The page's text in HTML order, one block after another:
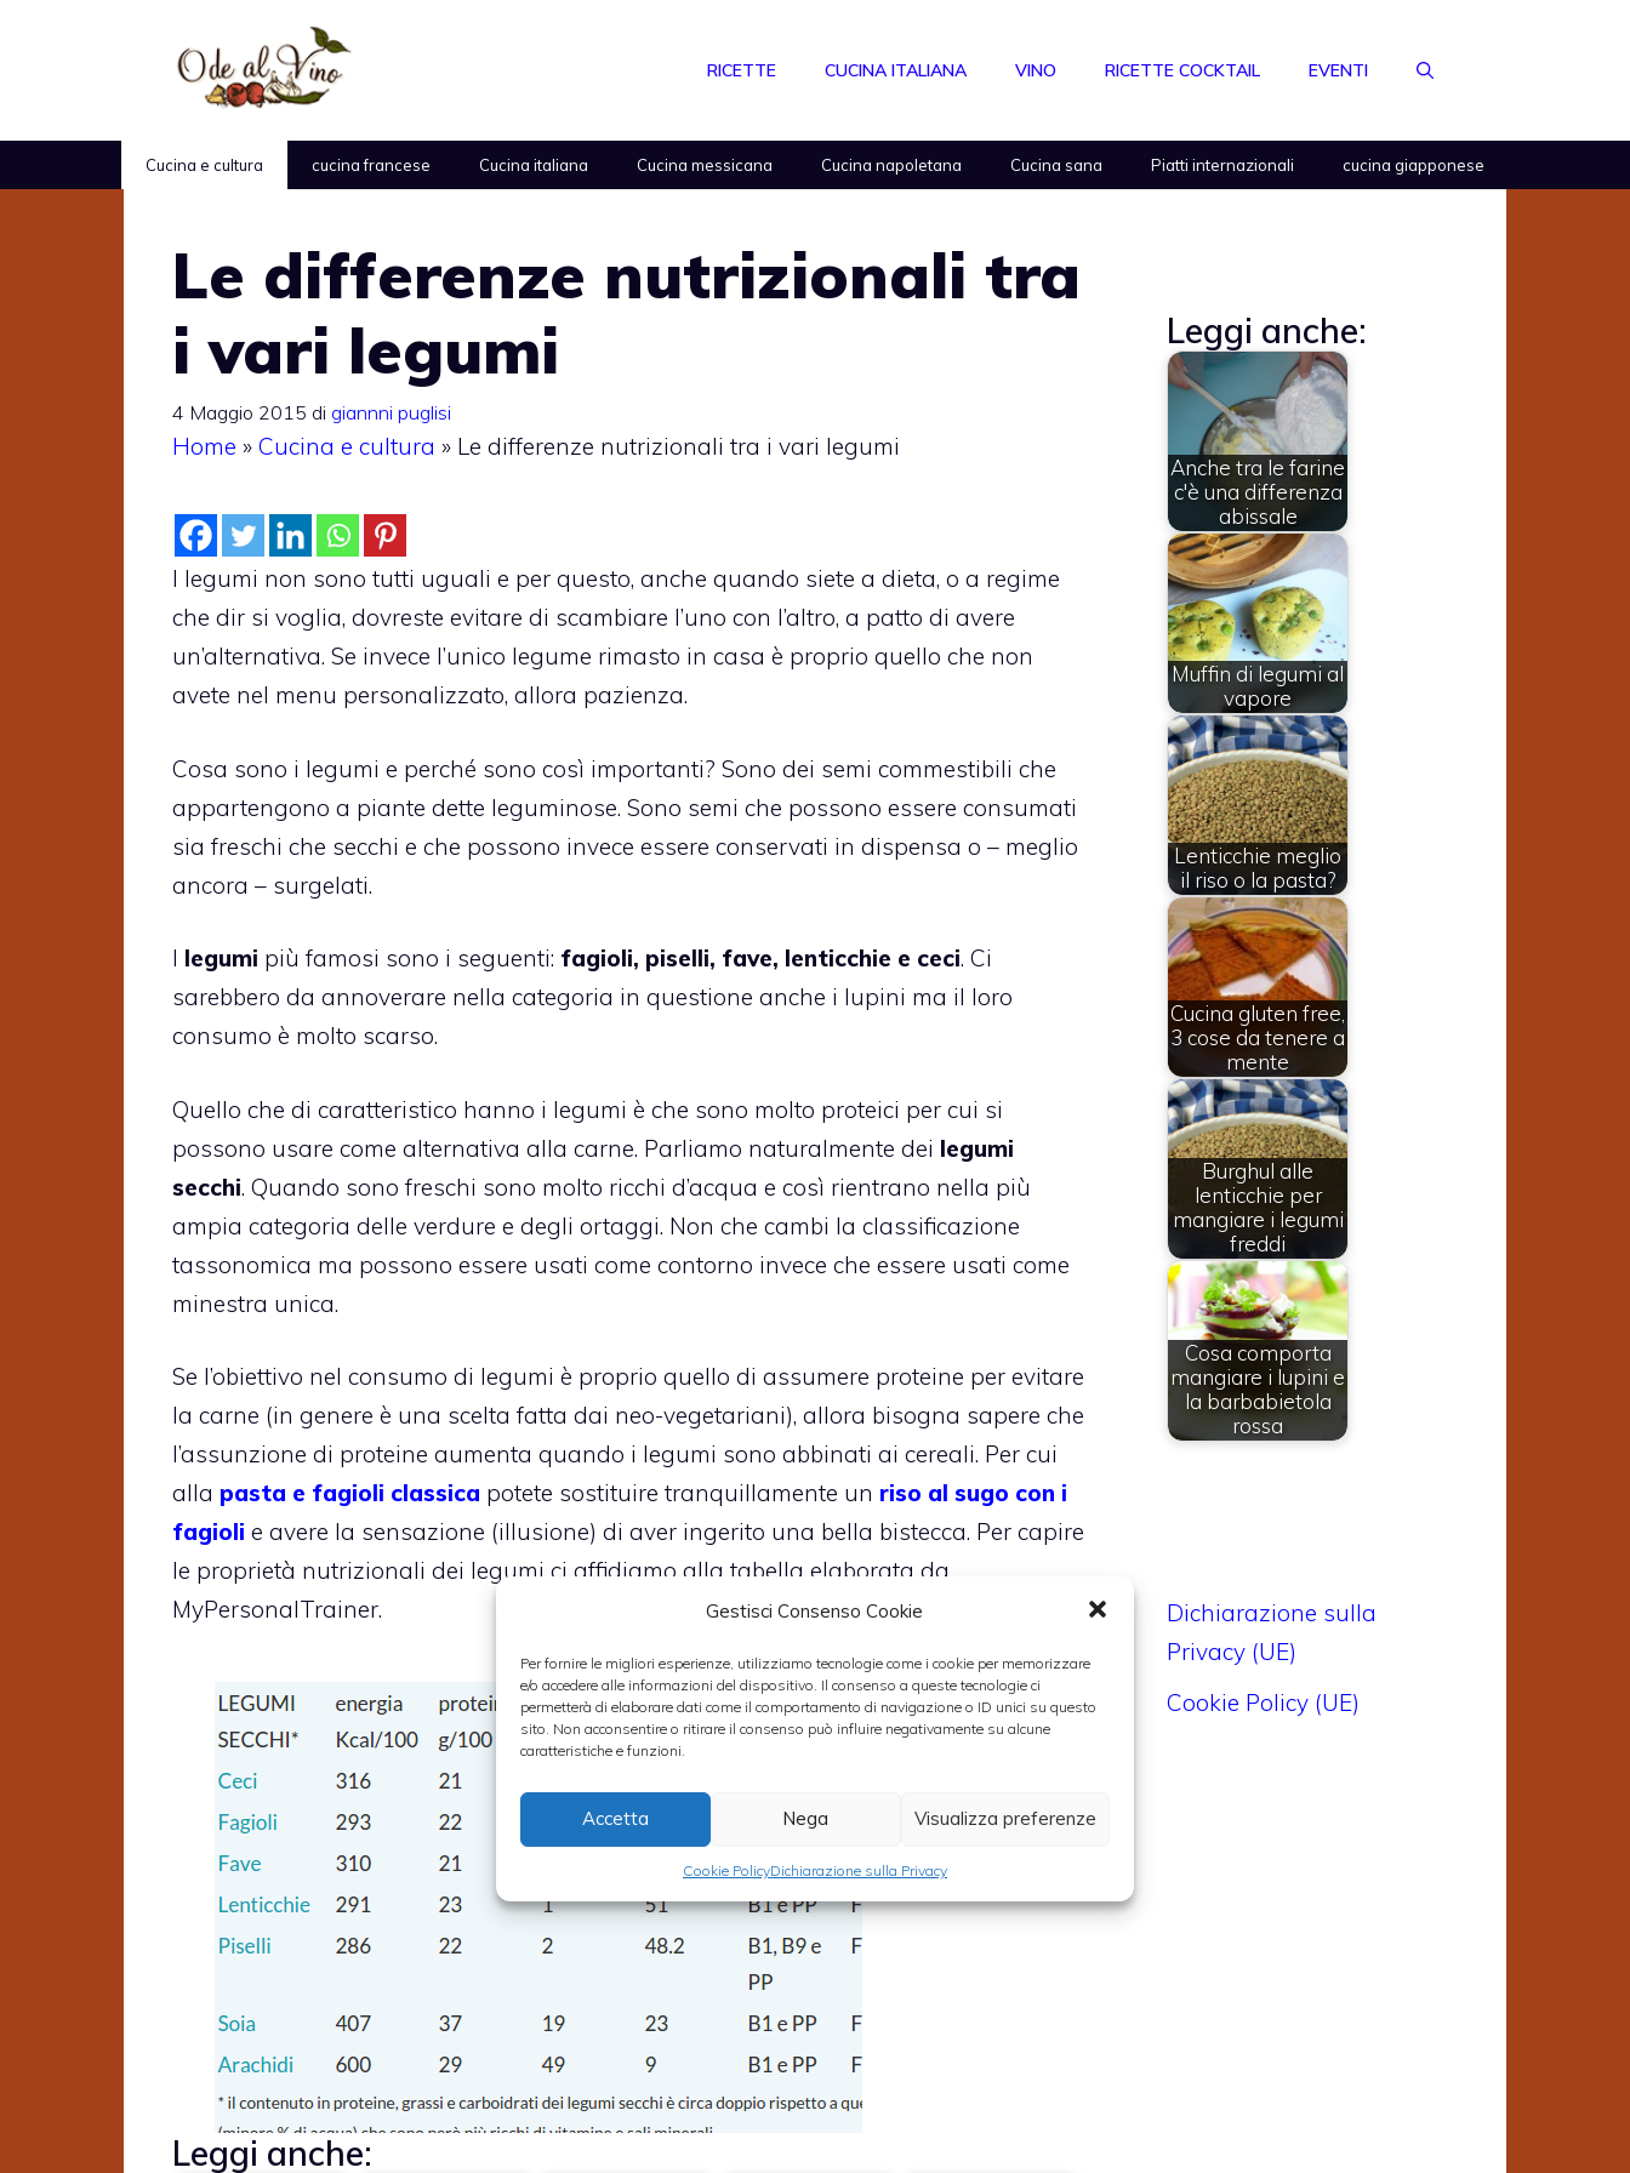
Gestisci Consenso Cookie
Per fornire le migliori esperienze, utilizziamo tecnologie come i cookie per memorizzare
e/o accedere alle informazioni del dispositivo. Il consenso a queste tecnologie ci
permetterà di elaborare dati come il comportamento di navigazione o ID unici su questo
sito. Non acconsentire o ritirare il consenso può influire negativamente su alcune
caratteristiche e funzioni.
Accetta Nega Visualizza preferenze
Cookie PolicyDichiarazione sulla Privacy
RICETTE CUCINA ITALIANA VINO RICETTE COCKTAIL EVENTI
Cucina e cultura cucina francese Cucina italiana Cucina messicana Cucina napoletana Cucina sana Piatti internazionali cucina giapponese
Le differenze nutrizionali tra
i vari legumi
4 Maggio 2015 di giannni puglisi
Home » Cucina e cultura » Le differenze nutrizionali tra i vari legumi
I legumi non sono tutti uguali e per questo, anche quando siete a dieta, o a regime
che dir si voglia, dovreste evitare di scambiare l’uno con l’altro, a patto di avere
un’alternativa. Se invece l’unico legume rimasto in casa è proprio quello che non
avete nel menu personalizzato, allora pazienza.
Cosa sono i legumi e perché sono così importanti? Sono dei semi commestibili che
appartengono a piante dette leguminose. Sono semi che possono essere consumati
sia freschi che secchi e che possono invece essere conservati in dispensa o – meglio
ancora – surgelati.
I legumi più famosi sono i seguenti: fagioli, piselli, fave, lenticchie e ceci. Ci
sarebbero da annoverare nella categoria in questione anche i lupini ma il loro
consumo è molto scarso.
Quello che di caratteristico hanno i legumi è che sono molto proteici per cui si
possono usare come alternativa alla carne. Parliamo naturalmente dei legumi
secchi. Quando sono freschi sono molto ricchi d’acqua e così rientrano nella più
ampia categoria delle verdure e degli ortaggi. Non che cambi la classificazione
tassonomica ma possono essere usati come contorno invece che essere usati come
minestra unica.
Se l’obiettivo nel consumo di legumi è proprio quello di assumere proteine per evitare
la carne (in genere è una scelta fatta dai neo-vegetariani), allora bisogna sapere che
l’assunzione di proteine aumenta quando i legumi sono abbinati ai cereali. Per cui
alla pasta e fagioli classica potete sostituire tranquillamente un riso al sugo con i
fagioli e avere la sensazione (illusione) di aver ingerito una bella bistecca. Per capire
le proprietà nutrizionali dei legumi ci affidiamo alla tabella elaborata da
MyPersonalTrainer.
Leggi anche:
Leggi anche:
Anche tra le farine
c'è una differenza
abissale
Muffin di legumi al
vapore
Lenticchie meglio
il riso o la pasta?
Cucina gluten free,
3 cose da tenere a
mente
Burghul alle
lenticchie per
mangiare i legumi
freddi
Cosa comporta
mangiare i lupini e
la barbabietola
rossa
Dichiarazione sulla
Privacy (UE)
Cookie Policy (UE)